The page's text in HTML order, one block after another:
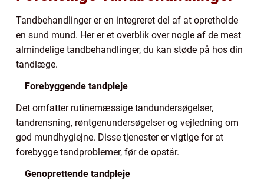
Tandbehandlinger er en integreret del af at opretholde
en sund mund. Her er et overblik over nogle af de mest
almindelige tandbehandlinger, du kan støde på hos din
tandlæge.
Forebyggende tandpleje
Det omfatter rutinemæssige tandundersøgelser,
tandrensning, røntgenundersøgelser og vejledning om
god mundhygiejne. Disse tjenester er vigtige for at
forebygge tandproblemer, før de opstår.
Genoprettende tandpleje